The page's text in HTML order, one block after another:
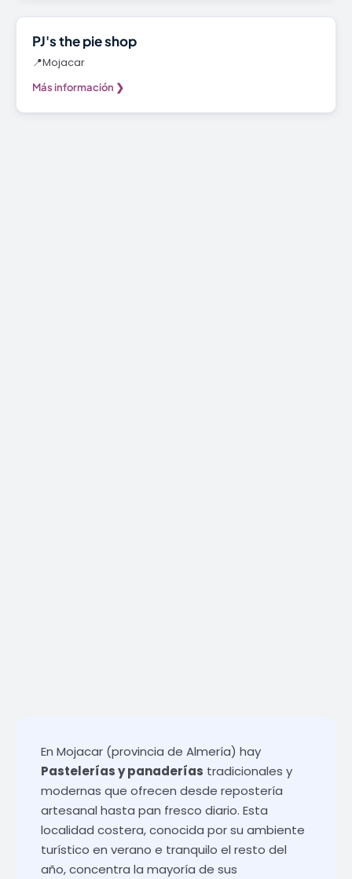
Panadería
PJ's the pie shop
📍Mojacar
Más información ❯
En Mojacar (provincia de Almería) hay
Pastelerías y panaderías tradicionales y
modernas que ofrecen desde repostería
artesanal hasta pan fresco diario. Esta
localidad costera, conocida por su ambiente
turístico en verano e tranquilo el resto del
año, concentra la mayoría de sus